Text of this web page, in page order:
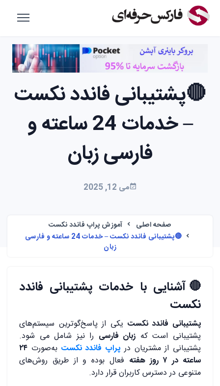
🔴پشتیبانی فاندد نکست
– خدمات 24 ساعته و
فارسی زبان
می 12, 2025
صفحه اصلی
آموزش پراپ فاندد نکست
🔴پشتیبانی فاندد نکست – خدمات 24 ساعته و فارسی
زبان
🔴آشنایی با خدمات پشتیبانی فاندد
نکست
پشتیبانی فاندد نکست یکی از پاسخ‌گوترین سیستم‌های
پشتیبانی است که زبان فارسی را نیز شامل می شود.
پشتیبانی از مشتریان در پراپ فاندد نکست به‌صورت ۲۴
ساعته در ۷ روز هفته
فعال بوده و از طریق روش‌های
متنوعی در دسترس کاربران قرار دارد.